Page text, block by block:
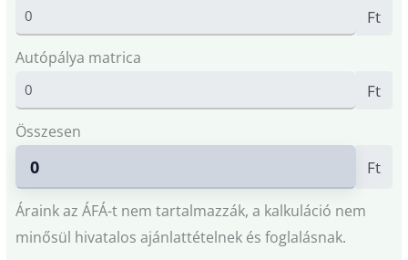
Ft
Autópálya matrica
Ft
Összesen
Ft
Áraink az ÁFÁ-t nem tartalmazzák, a kalkuláció nem
minősül hivatalos ajánlattételnek és foglalásnak.